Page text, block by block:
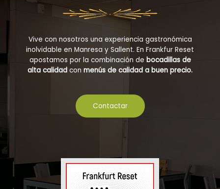
Vive con nosotros una experiencia gastronómica
inolvidable en Manresa y Sallent. En Frankfur Reset
apostamos por la combinación de bocadillas de
alta calidad con menús de calidad a buen precio.
Contactar